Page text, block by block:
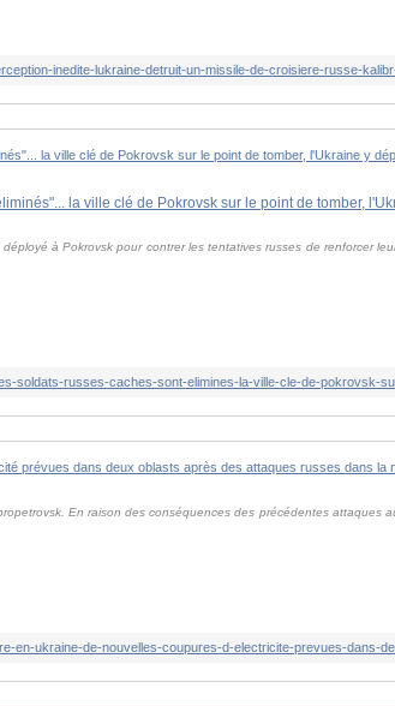
à Pokrovsk pour contrer les tentatives russes de renforcer
En raison des conséquences des précédentes attaques